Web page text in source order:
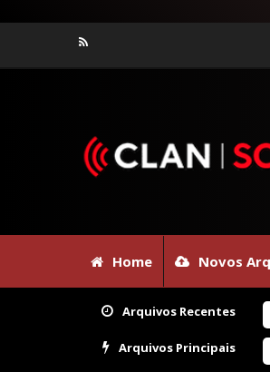
Home Novos
Arquivos Recentes
Arquivos Principais